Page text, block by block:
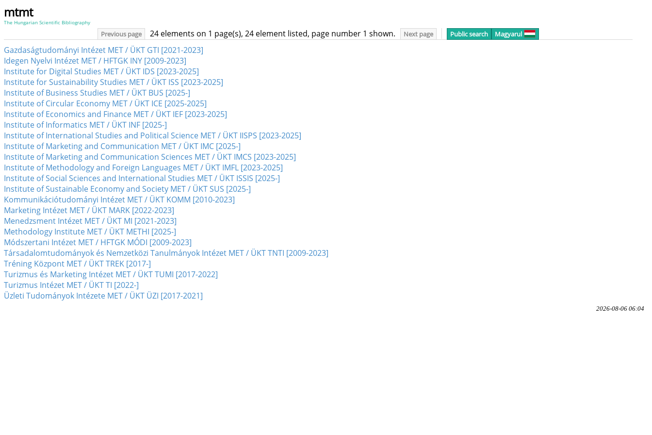
mtmt
The Hungarian Scientific Bibliography
Previous page 24 elements on 1 page(s), 24 element listed, page number 1 shown. Next page Public search Magyarul
Gazdaságtudományi Intézet MET / ÜKT GTI [2021-2023]
Idegen Nyelvi Intézet MET / HFTGK INY [2009-2023]
Institute for Digital Studies MET / ÜKT IDS [2023-2025]
Institute for Sustainability Studies MET / ÜKT ISS [2023-2025]
Institute of Business Studies MET / ÜKT BUS [2025-]
Institute of Circular Economy MET / ÜKT ICE [2025-2025]
Institute of Economics and Finance MET / ÜKT IEF [2023-2025]
Institute of Informatics MET / ÜKT INF [2025-]
Institute of International Studies and Political Science MET / ÜKT IISPS [2023-2025]
Institute of Marketing and Communication MET / ÜKT IMC [2025-]
Institute of Marketing and Communication Sciences MET / ÜKT IMCS [2023-2025]
Institute of Methodology and Foreign Languages MET / ÜKT IMFL [2023-2025]
Institute of Social Sciences and International Studies MET / ÜKT ISSIS [2025-]
Institute of Sustainable Economy and Society MET / ÜKT SUS [2025-]
Kommunikációtudományi Intézet MET / ÜKT KOMM [2010-2023]
Marketing Intézet MET / ÜKT MARK [2022-2023]
Menedzsment Intézet MET / ÜKT MI [2021-2023]
Methodology Institute MET / ÜKT METHI [2025-]
Módszertani Intézet MET / HFTGK MÓDI [2009-2023]
Társadalomtudományok és Nemzetközi Tanulmányok Intézet MET / ÜKT TNTI [2009-2023]
Tréning Központ MET / ÜKT TREK [2017-]
Turizmus és Marketing Intézet MET / ÜKT TUMI [2017-2022]
Turizmus Intézet MET / ÜKT TI [2022-]
Üzleti Tudományok Intézete MET / ÜKT ÜZI [2017-2021]
2026-08-06 06:04